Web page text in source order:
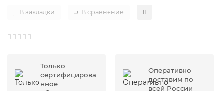
В закладки В сравнение
Только
сертифицирова
нное
Оперативно
доставим по
всей России